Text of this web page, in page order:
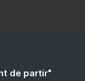
de partir"